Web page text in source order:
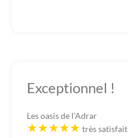
Exceptionnel !
Les oasis de l'Adrar
très satisfait